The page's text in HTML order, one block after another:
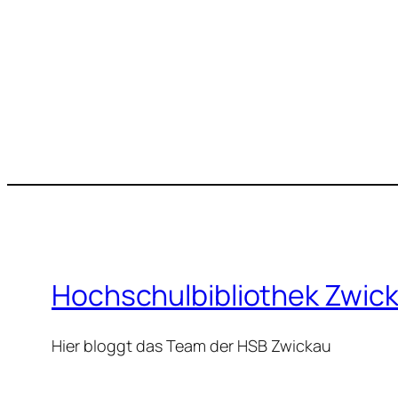
Hochschulbibliothek
Hier bloggt das Team der HSB Zwickau